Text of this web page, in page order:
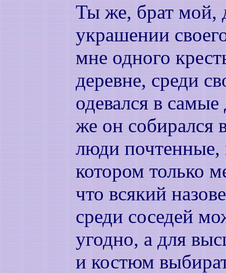
Ты же, брат мой,
украшении
мне одного
деревне, среди
одевался в
же он собирался
люди почтенные,
котором только
что всякий
среди соседей
угодно, а для
и костюм